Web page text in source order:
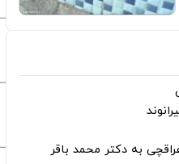
به دکتر محمد باقر